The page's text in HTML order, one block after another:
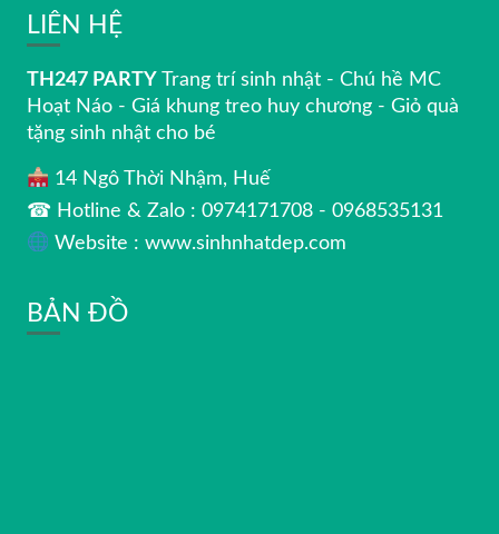
LIÊN HỆ
TH247 PARTY Trang trí sinh nhật - Chú hề MC
Hoạt Náo - Giá khung treo huy chương - Giỏ quà
tặng sinh nhật cho bé
14 Ngô Thời Nhậm, Huế
☎ Hotline & Zalo : 0974171708 - 0968535131
Website : www.sinhnhatdep.com
BẢN ĐỒ